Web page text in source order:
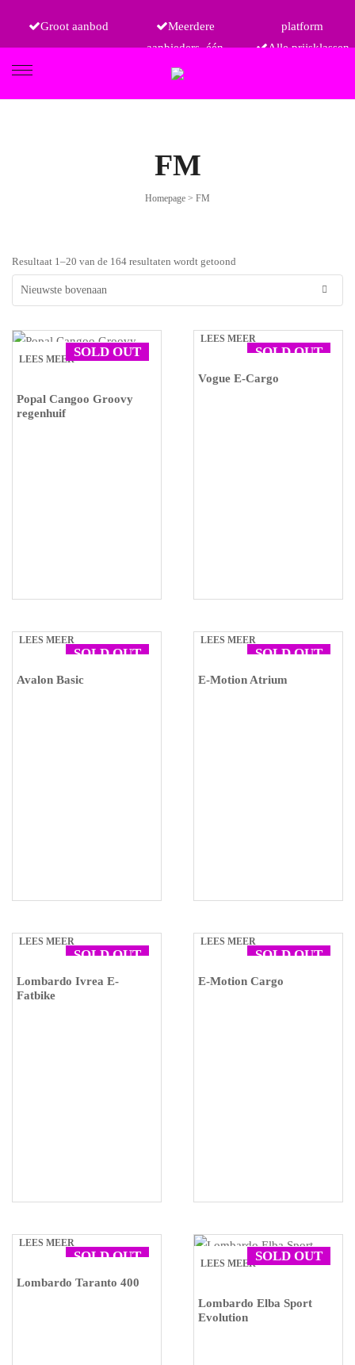
Groot aanbod
Meerdere
aanbieders, één
platform
Alle prijsklassen
FM
Homepage > FM
Resultaat 1–20 van de 164 resultaten wordt getoond
LEES MEERSOLD OUT
Popal Cangoo Groovy
regenhuif
LEES MEER
SOLD OUT
Vogue E-Cargo
LEES MEER
SOLD OUT
Avalon Basic
LEES MEER
SOLD OUT
E-Motion Atrium
LEES MEER
SOLD OUT
Lombardo Ivrea E-
Fatbike
LEES MEER
SOLD OUT
E-Motion Cargo
LEES MEER
SOLD OUT
Lombardo Taranto 400
LEES MEERSOLD OUT
Lombardo Elba Sport
Evolution